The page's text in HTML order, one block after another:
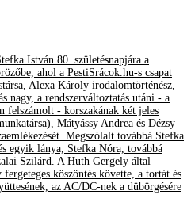
István 80. születésnapjára a
ahol a PestiSrácok.hu-s csapat
Alexa Károly irodalomtörténész,
nagy, a rendszerváltoztatás utáni - a
felszámolt - korszakának két jeles
Mátyássy Andrea és Dézsy
Megszólalt továbbá Stefka
egyik lánya, Stefka Nóra, továbbá
Szilárd. A Huth Gergely által
köszöntés követte, a tortát és
az AC/DC-nek a dübörgésére